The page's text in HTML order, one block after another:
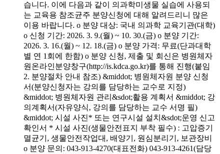
습니다. 이에 다음과 같이 의과학미생물 실습에 사용되
는 교육용 참조균주 분양신청에 대해 알려드리니 많은
이용 바랍니다. o 분양 대상: 국내 의과학 교육기관(대학)
o 신청 기간: 2026. 3. 9.(월) ~ 10. 30.(금) o 분양 기간:
2026. 3. 16.(월) ~ 12. 18.(금) o 분양 가격: 무료(단과대학
별 연 1회에 한함) o 분양 신청, 제출 및 회신은 병원체자
원온라인분양창구(http://is.kdca.go.kr)를 통해 진행(붙임
2. 분양절차 안내 참조) &middot; 병원체자원 분양 신청
서(분양신청자는 강의를 담당하는 교수로 지정)
&middot; 병원체자원 관리&sdot;활용 계획서 &middot; 강
의계획서(자유양식, 강의를 담당하는 교수 서명 필)
&middot; 시설 사진* 또는 연구시설 설치&sdot;운영 신고
확인서 * 시설 사진(생물안전표지 부착 필수) : 고압증기
멸균기, 생물안전작업대, 배양기, 원심분리기, 보관장비
o 분양 문의: 043-913-4270(대표전화) 043-913-4261(담당